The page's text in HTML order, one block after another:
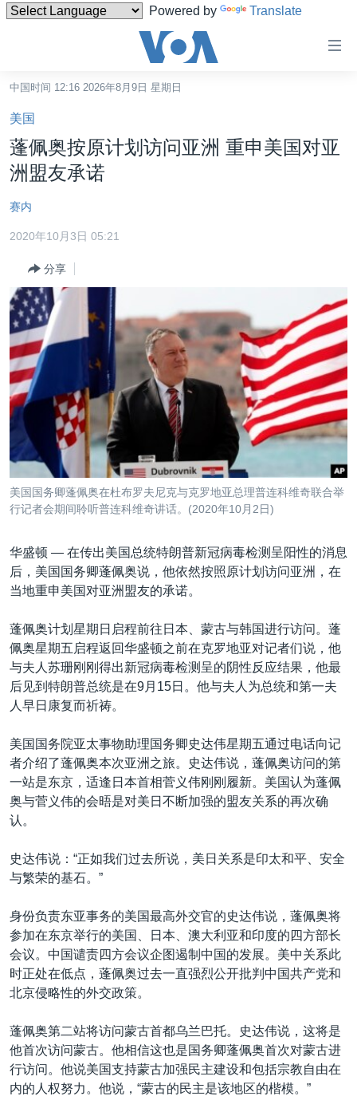
Powered by Translate
碍
链
接
跳
转
内
容
导
跳
到
检
索
中国
最新国际新闻
印太
中东
欧洲
非洲
全球议题
分类新闻
经济·金融·贸易
人权·法律·宗教
科教·文娱·体健
军事
环境
美中关系
热点专题
白宫要闻
国会报道
美中关系
美国建国250周年
埃博拉疫情
美国之音专访
台海两岸关系
南中国海争端
关注西藏
关注新疆
GEN Z 看美国
VOA视频
VOA今日焦点
中文广播
关注我们
其他语言网站
中国时间 12:16 2026年8月9日 星期日
美国
蓬佩奥按原计划访问亚洲 重申美国对亚
洲盟友承诺
赛内
2020年10月3日 05:21
分享
美国国务卿蓬佩奥在杜布罗夫尼克与克罗地亚总理普连科维奇联合举
行记者会期间聆听普连科维奇讲话。(2020年10月2日)
华盛顿 — 在传出美国总统特朗普新冠病毒检测呈阳性的消息
后，美国国务卿蓬佩奥说，他依然按照原计划访问亚洲，在
当地重申美国对亚洲盟友的承诺。
蓬佩奥计划星期日启程前往日本、蒙古与韩国进行访问。蓬
佩奥星期五启程返回华盛顿之前在克罗地亚对记者们说，他
与夫人苏珊刚刚得出新冠病毒检测呈的阴性反应结果，他最
后见到特朗普总统是在9月15日。他与夫人为总统和第一夫
人早日康复而祈祷。
美国国务院亚太事物助理国务卿史达伟星期五通过电话向记
者介绍了蓬佩奥本次亚洲之旅。史达伟说，蓬佩奥访问的第
一站是东京，适逢日本首相菅义伟刚刚履新。美国认为蓬佩
奥与菅义伟的会晤是对美日不断加强的盟友关系的再次确
认。
史达伟说：“正如我们过去所说，美日关系是印太和平、安全
与繁荣的基石。”
身份负责东亚事务的美国最高外交官的史达伟说，蓬佩奥将
参加在东京举行的美国、日本、澳大利亚和印度的四方部长
会议。中国谴责四方会议企图遏制中国的发展。美中关系此
时正处在低点，蓬佩奥过去一直强烈公开批判中国共产党和
北京侵略性的外交政策。
蓬佩奥第二站将访问蒙古首都乌兰巴托。史达伟说，这将是
他首次访问蒙古。他相信这也是国务卿蓬佩奥首次对蒙古进
行访问。他说美国支持蒙古加强民主建设和包括宗教自由在
内的人权努力。他说，“蒙古的民主是该地区的楷模。”